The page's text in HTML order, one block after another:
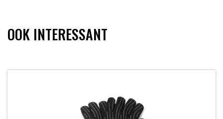
OOK INTERESSANT